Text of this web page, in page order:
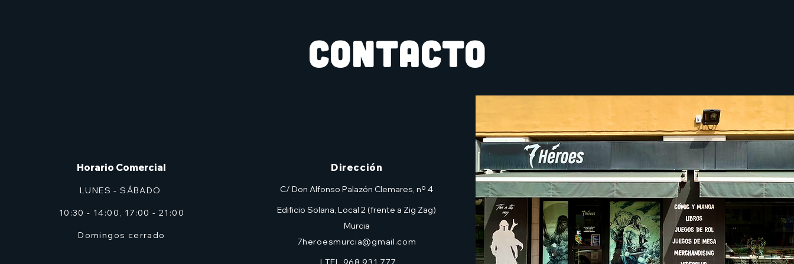
CONTACTO
Horario Comercial
LUNES - SÁBADO
10:30 - 14:00, 17:00 - 21:00
Domingos cerrado
Dirección
C/ Don Alfonso Palazón Clemares, nº 4
Edificio Solana, Local 2 (frente a Zig Zag)
Murcia
7heroesmurcia@gmail.com